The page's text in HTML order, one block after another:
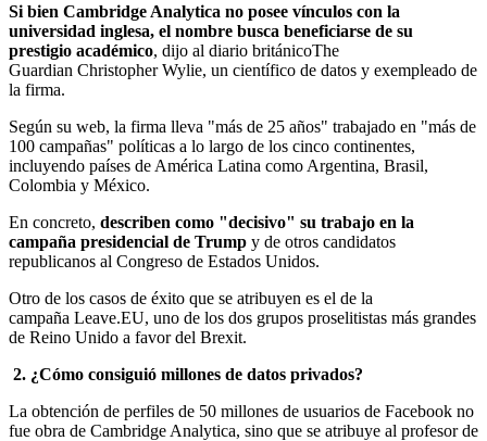
Si bien Cambridge Analytica no posee vínculos con la
universidad inglesa, el nombre busca beneficiarse de su
prestigio académico, dijo al diario británicoThe
Guardian Christopher Wylie, un científico de datos y exempleado de
la firma.
Según su web, la firma lleva "más de 25 años" trabajado en "más de
100 campañas" políticas a lo largo de los cinco continentes,
incluyendo países de América Latina como Argentina, Brasil,
Colombia y México.
En concreto, describen como "decisivo" su trabajo en la
campaña presidencial de Trump y de otros candidatos
republicanos al Congreso de Estados Unidos.
Otro de los casos de éxito que se atribuyen es el de la
campaña Leave.EU, uno de los dos grupos proselitistas más grandes
de Reino Unido a favor del Brexit.
2. ¿Cómo consiguió millones de datos privados?
La obtención de perfiles de 50 millones de usuarios de Facebook no
fue obra de Cambridge Analytica, sino que se atribuye al profesor de